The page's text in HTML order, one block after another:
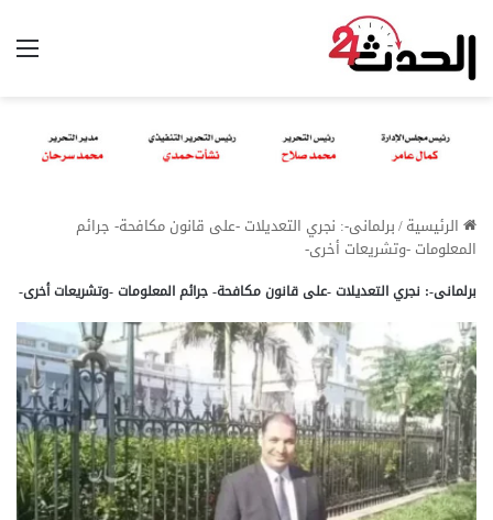
الرئيسية/برلمانى-: نجري التعديلات -على قانون مكافحة- جرائم
المعلومات -وتشريعات أخرى-
برلمانى-: نجري التعديلات -على قانون مكافحة- جرائم المعلومات -وتشريعات أخرى-